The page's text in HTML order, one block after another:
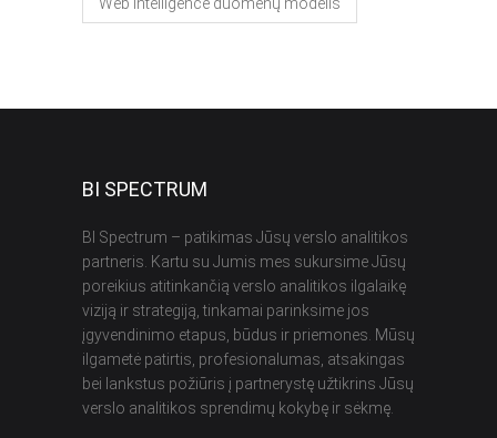
BI SPECTRUM
BI Spectrum – patikimas Jūsų verslo analitikos
partneris. Kartu su Jumis mes sukursime Jūsų
poreikius atitinkančią verslo analitikos ilgalaikę
viziją ir strategiją, tinkamai parinksime jos
įgyvendinimo etapus, būdus ir priemones. Mūsų
ilgametė patirtis, profesionalumas, atsakingas
bei lankstus požiūris į partnerystę užtikrins Jūsų
verslo analitikos sprendimų kokybę ir sėkmę.